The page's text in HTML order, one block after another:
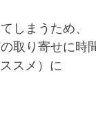
しまうため、
取り寄せに時
スメ）に